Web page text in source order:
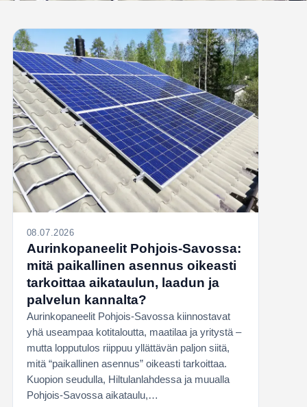
08.07.2026
Aurinkopaneelit Pohjois-Savossa:
mitä paikallinen asennus oikeasti
tarkoittaa aikataulun, laadun ja
palvelun kannalta?
Aurinkopaneelit Pohjois-Savossa kiinnostavat
yhä useampaa kotitaloutta, maatilaa ja yritystä –
mutta lopputulos riippuu yllättävän paljon siitä,
mitä “paikallinen asennus” oikeasti tarkoittaa.
Kuopion seudulla, Hiltulanlahdessa ja muualla
Pohjois-Savossa aikataulu,…